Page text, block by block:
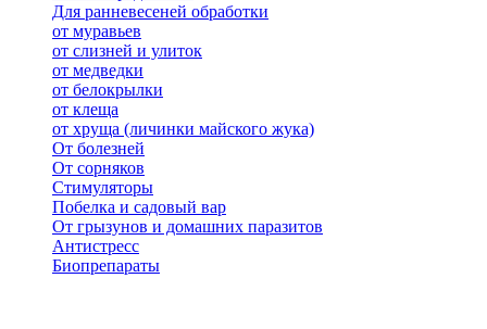
Для ранневесеней обработки
от муравьев
от слизней и улиток
от медведки
от белокрылки
от клеща
от хруща (личинки майского жука)
От болезней
От сорняков
Стимуляторы
Побелка и садовый вар
От грызунов и домашних паразитов
Антистресс
Биопрепараты